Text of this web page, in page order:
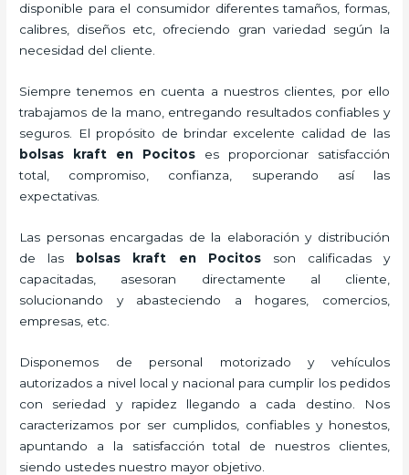
disponible para el consumidor diferentes tamaños, formas,
calibres, diseños etc, ofreciendo gran variedad según la
necesidad del cliente.
Siempre tenemos en cuenta a nuestros clientes, por ello
trabajamos de la mano, entregando resultados confiables y
seguros. El propósito de brindar excelente calidad de las
bolsas kraft en Pocitos es proporcionar satisfacción
total, compromiso, confianza, superando así las
expectativas.
Las personas encargadas de la elaboración y distribución
de las
bolsas kraft en Pocitos son calificadas y
capacitadas, asesoran directamente al cliente,
solucionando y abasteciendo a hogares, comercios,
empresas, etc.
Disponemos de personal motorizado y vehículos
autorizados a nivel local y nacional para cumplir los pedidos
con seriedad y rapidez llegando a cada destino. Nos
caracterizamos por ser cumplidos, confiables y honestos,
apuntando a la satisfacción total de nuestros clientes,
siendo ustedes nuestro mayor objetivo.